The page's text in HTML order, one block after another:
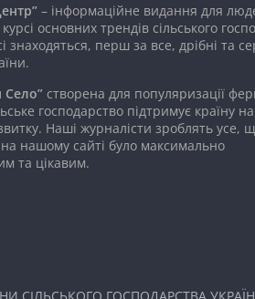
– інформаційне видання для
основних трендів сільського
знаходяться, перш за все, дрібні та
Село” створена для популяризації
господарство підтримує країну
Наші журналісти зроблять усе,
нашому сайті було максимально
та цікавим.
СІЛЬСЬКОГО ГОСПОДАРСТВА